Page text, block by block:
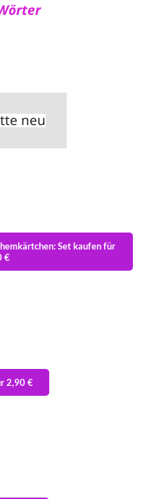
Set kaufen für
€
2,90 €